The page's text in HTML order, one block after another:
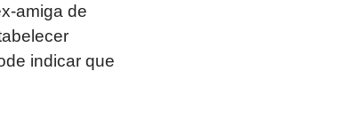
amiga de
indicar que